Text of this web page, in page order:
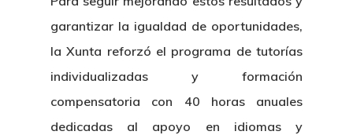
garantizar la igualdad de oportunidades,
la Xunta reforzó el programa de tutorías
individualizadas y formación
compensatoria con 40 horas anuales
dedicadas al apoyo en idiomas y